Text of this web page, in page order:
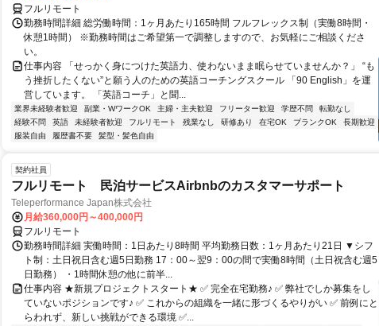
フルリモート
勤務時間詳細 総労働時間：1ヶ月あたり165時間 フルフレックス制（実働8時間・
休憩1時間） ※勤務時間はご希望第一で調整しますので、お気軽にご相談くださ
い。
仕事内容 「せっかく身につけた英語力、使わないまま眠らせていませんか？」 “も
う挫折したくない”と願う人のための英語コーチングスクール 「90 English」を運
営しています。 「英語コーチ」と聞...
業界未経験者歓迎 副業・WワークOK 主婦・主夫歓迎 フリーター歓迎 学歴不問
転勤なし
経験不問
英語 未経験者歓迎 フルリモート 残業なし 研修あり 在宅OK ブランクOK
長期歓迎
服装自由
履歴書不要 髪型・髪色自由
契約社員
フルリモート 民泊サービスAirbnbのカスタマーサポート
Teleperformance Japan株式会社
月給360,000円～400,000円
フルリモート
勤務時間詳細 実働時間：1日あたり8時間 平均勤務日数：1ヶ月あたり21日 ▼シフ
ト制：土日祝日含む週5日勤務 17：00～翌9：00の間で実働8時間（土日祝含む週5
日勤務） ・1時間休憩の他に前半...
仕事内容 ★新規プロジェクトスタート★ ✅ 完全在宅勤務♪ ✅ 弊社でしか募集をし
ていないポジションです♪ ✅ これからの組織を一緒に形づくるやりがい ✅ 前例にと
らわれず、新しい挑戦ができる環境 ✅...